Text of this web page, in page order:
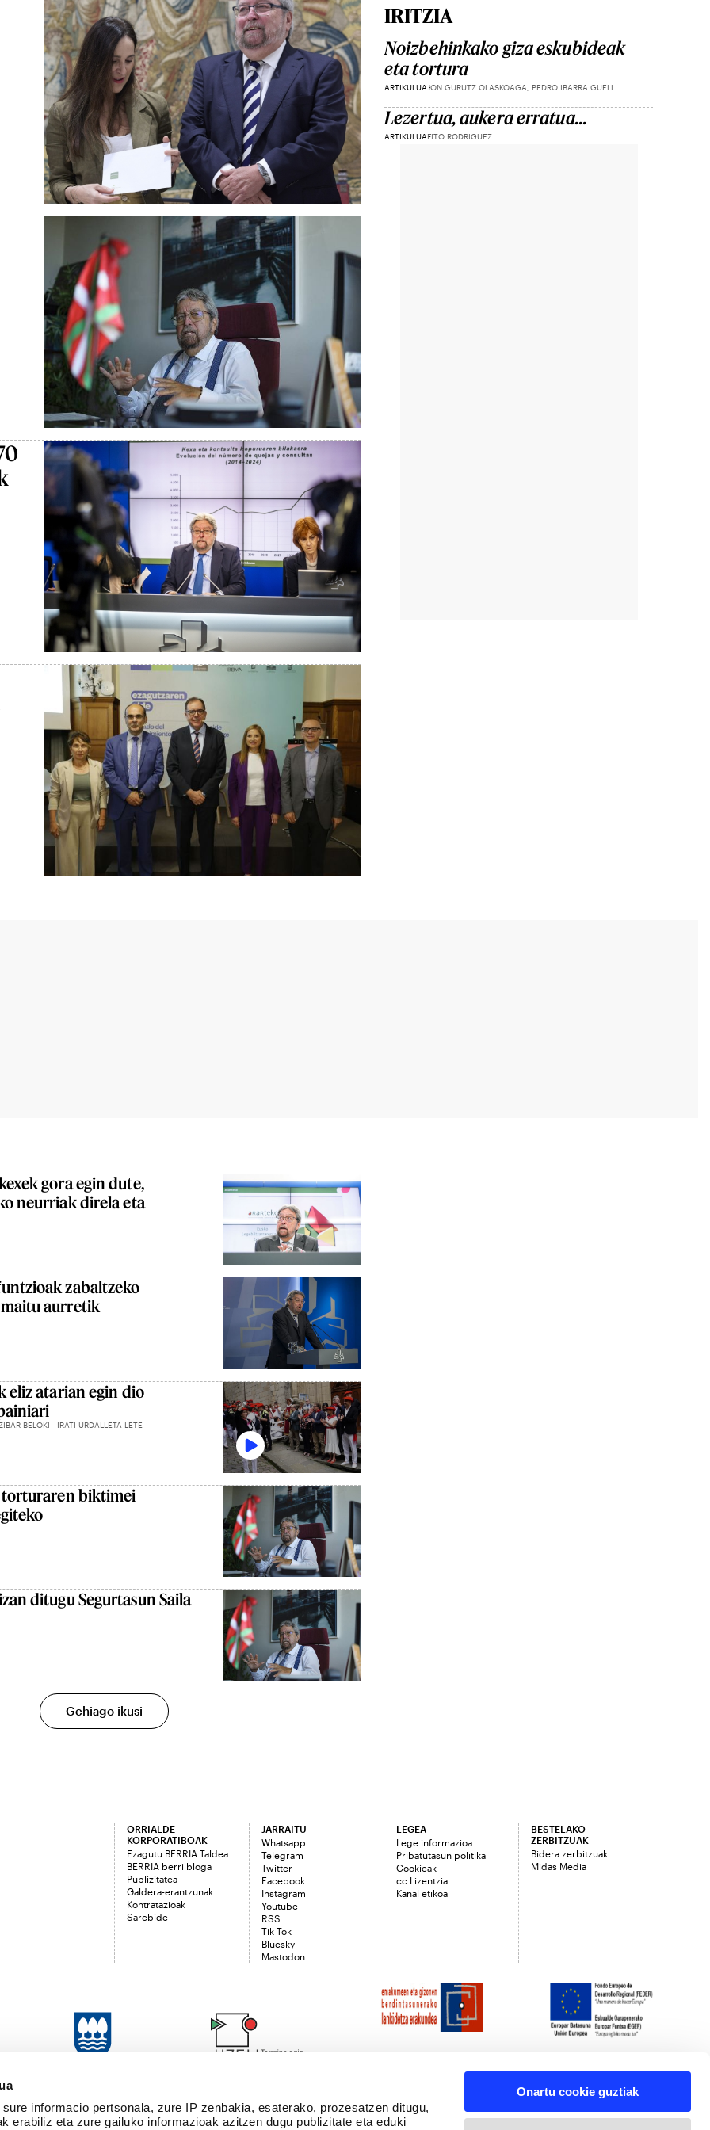
sure informacio pertsonala, zure IP zenbakia, esaterako, prozesatzen ditugu,
erabiliz eta zure gailuko informazioak azitzen dugu publizitate eta eduki
Onartu cookie guztiak
IRITZIA
Noizbehinkako giza eskubideak
eta tortura
ARTIKULUA JON GURUTZ OLASKOAGA, PEDRO IBARRA GUELL
Lezertua, aukera erratua...
ARTIKULUAFITO RODRIGUEZ
gora egin dute,
neurriak direla eta
zabaltzeko
aurretik
eliz atarian egin dio
BELOKI - IRATI URDALLETA LETE
torturaren biktimei
ditugu Segurtasun Saila
Gehiago ikusi
ORRIALDE
KORPORATIBOAK
Ezagutu BERRIA Taldea
BERRIA berri bloga
Publizitatea
Galdera-erantzunak
Kontratazioak
Sarebide
JARRAITU
Whatsapp
Telegram
Twitter
Facebook
Instagram
Youtube
RSS
Tik Tok
Bluesky
Mastodon
LEGEA
Lege informazioa
Pribatutasun politika
Cookieak
cc Lizentzia
Kanal etikoa
BESTELAKO
ZERBITZUAK
Bidera zerbitzuak
Midas Media